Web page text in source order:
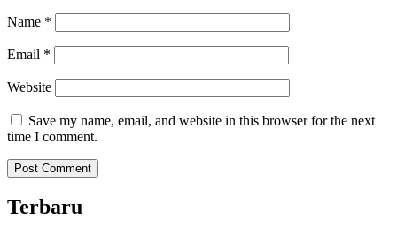
Name *
Email *
Website
Save my name, email, and website in this browser for the next
time I comment.
Terbaru